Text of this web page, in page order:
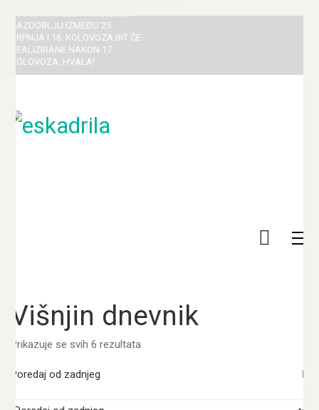
SVE NARUDŽBE PRIMLJENE U
RAZDOBLJU IZMEĐU 25.
SRPNJA I 16. KOLOVOZA BIT ĆE
REALIZIRANE NAKON 17.
KOLOVOZA. HVALA!
Višnjin dnevnik
Prikazuje se svih 6 rezultata
Poredaj od zadnjeg